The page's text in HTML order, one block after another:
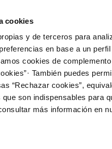
cookies
y de terceros para
en base a un
cookies de
También puedes
“Rechazar cookies”,
son indispensables para
más información en
ECONÒMICA I
I ESTADÍSTICA
del servicio.